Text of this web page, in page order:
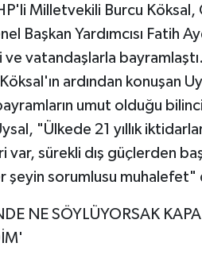
Milletvekili Burcu Köksal,
Başkan Yardımcısı Fatih
ve vatandaşlarla
ardından konuşan
umut olduğu
"Ülkede 21 yıllık
var, sürekli dış güçlerden
şeyin sorumlusu muhalefet"
NE SÖYLÜYORSAK